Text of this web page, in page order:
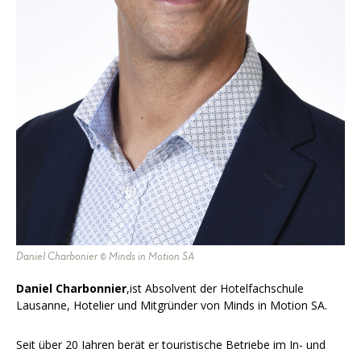
Daniel Charbonier © Minds in Motion SA
Daniel Charbonnier,ist Absolvent der Hotelfachschule
Lausanne, Hotelier und Mitgründer von Minds in Motion SA.
Seit über 20 Jahren berät er touristische Betriebe im In- und